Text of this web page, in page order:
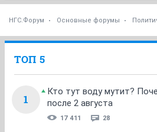
НГС.Форум Основные форумы
ТОП 5
1
Кто тут воду мутит?
после 2 августа
17 411 28